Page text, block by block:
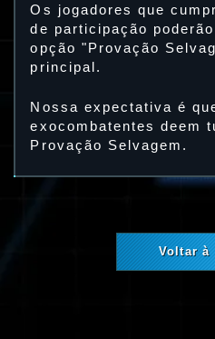
Os jogadores que
de participação
opção "Provação
principal.
Nossa expectativa é
exocombatentes deem
Provação Selvagem.
Voltar à